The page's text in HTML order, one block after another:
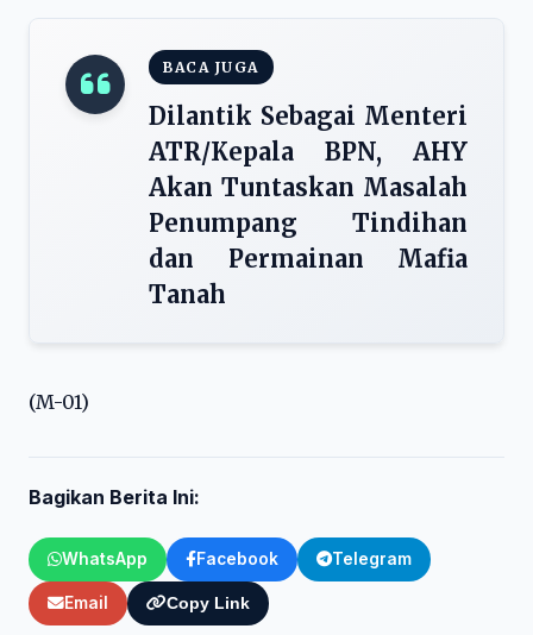
BACA JUGA
Dilantik Sebagai Menteri
ATR/Kepala BPN, AHY
Akan Tuntaskan Masalah
Penumpang Tindihan
dan Permainan Mafia
Tanah
(M-01)
Bagikan Berita Ini:
WhatsApp Facebook Telegram
Email Copy Link